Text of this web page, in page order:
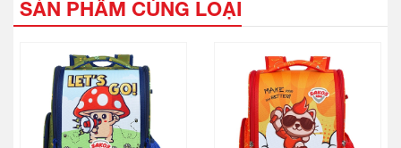
SẢN PHẨM CÙNG LOẠI